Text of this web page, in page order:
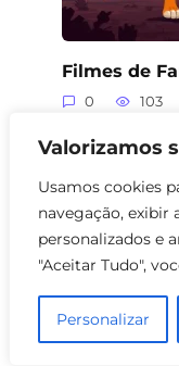
Valorizamos
Usamos cookies
navegação, exibir
personalizados e
"Aceitar Tudo",
Personalizar
Filmes de
0 103